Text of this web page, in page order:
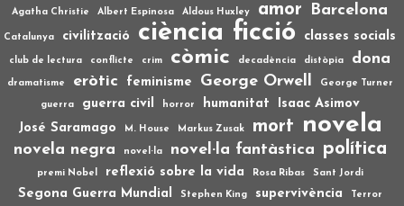
Agatha Christie Albert Espinosa Aldous Huxley amor Barcelona
Catalunya civilització ciència ficció classes socials
club de lectura conflicte crim còmic decadència distòpia dona
dramatisme eròtic feminisme George Orwell George Turner
guerra guerra civil horror humanitat
Isaac Asimov
José Saramago
M. House Markus Zusak mort novela
novela negra novel·la novel·la fantàstica política
premi Nobel reflexió sobre la vida Rosa Ribas Sant Jordi
Segona Guerra Mundial Stephen King supervivència Terror